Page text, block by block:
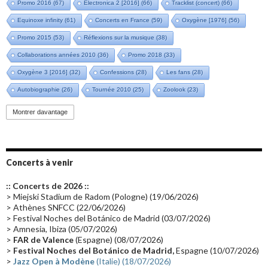
Promo 2016 (67) Electronica 2 [2016] (66) Tracklist (concert) (66)
Equinoxe infinity(61) Concerts en France (59) Oxygène [1976] (56)
Promo 2015 (53) Réflexions sur la musique (38)
Collaborations années 2010 (36) Promo 2018 (33)
Oxygène 3 [2016] (32) Confessions (28) Les fans (28)
Autobiographie (26) Tournée 2010 (25) Zoolook (23)
Promo 2019(23)
Groupe de Recherche Musicale
Passages radio Vidéo Jarrecast (16) Synthé 80's
Les concerts en Chine(16) Cinéma
Synthé Roland(15) Belgique(15)
(14) Astronomie (14)
Tournée 2025(14) 2024(14) Chine(13)
Montrer davantage
Concerts à venir
:: Concerts de 2026 ::
> Miejski Stadium de Radom (Pologne) (19/06/2026)
> Athènes SNFCC (22/06/2026)
> Festival Noches del Botánico de Madrid (03/07/2026)
> Amnesia, Ibiza (05/07/2026)
> FAR de Valence(Espagne) (08/07/2026)
> Festival Noches del Botánico de Madrid,Espagne (10/07/2026)
> Jazz Open à Modène(Italie) (18/07/2026)